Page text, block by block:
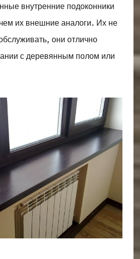
внутренние подоконники
их внешние аналоги. Их не
они отлично
с деревянным полом или